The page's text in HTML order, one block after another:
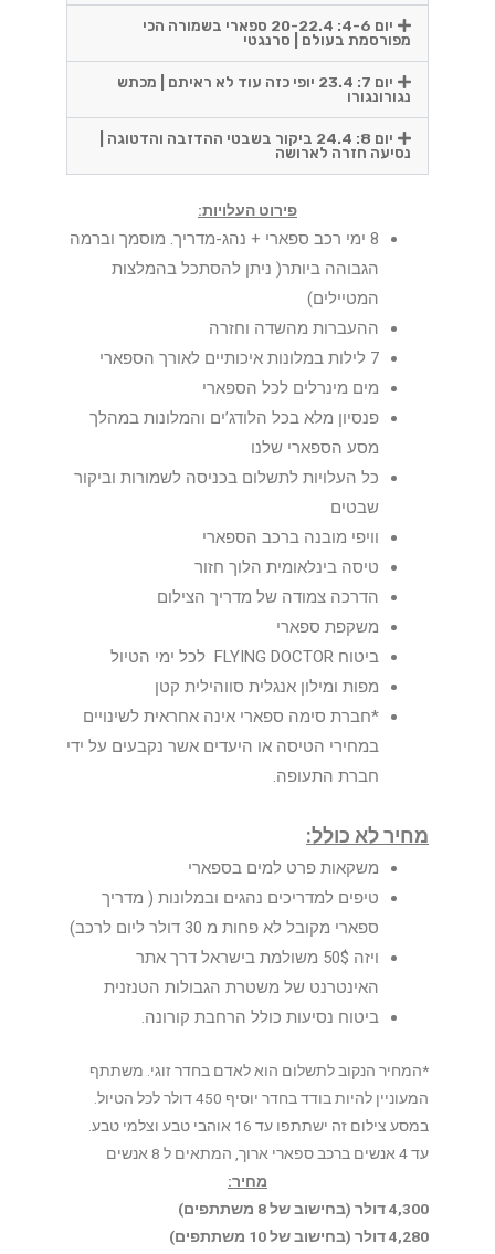
יום 4-6: 20-22.4 ספארי בשמורה הכי
מפורסמת בעולם | סרנגטי
יום 7: 23.4 יופי כזה עוד לא ראיתם | מכתש
נגורונגורו
יום 8: 24.4 ביקור בשבטי ההדזבה והדטוגה |
נסיעה חזרה לארושה
פירוט העלויות:
8 ימי רכב ספארי + נהג-מדריך. מוסמך וברמה
הגבוהה ביותר( ניתן להסתכל בהמלצות
המטיילים)
ההעברות מהשדה וחזרה
7 לילות במלונות איכותיים לאורך הספארי
מים מינרלים לכל הספארי
פנסיון מלא בכל הלודג’ים והמלונות במהלך
מסע הספארי שלנו
כל העלויות לתשלום בכניסה לשמורות וביקור
שבטים
וויפי מובנה ברכב הספארי
טיסה בינלאומית הלוך חזור
הדרכה צמודה של מדריך הצילום
משקפת ספארי
ביטוח FLYING DOCTOR לכל ימי הטיול
מפות ומילון אנגלית סווהילית קטן
*חברת סימה ספארי אינה אחראית לשינויים
במחירי הטיסה או היעדים אשר נקבעים על ידי
חברת התעופה.
מחיר לא כולל:
משקאות פרט למים בספארי
טיפים למדריכים נהגים ובמלונות ( מדריך
ספארי מקובל לא פחות מ 30 דולר ליום לרכב)
ויזה 50$ משולמת בישראל דרך אתר
האינטרנט של משטרת הגבולות הטנזנית
ביטוח נסיעות כולל הרחבת קורונה.
*המחיר הנקוב לתשלום הוא לאדם בחדר זוגי. משתתף
המעוניין להיות בודד בחדר יוסיף 450 דולר לכל הטיול.
במסע צילום זה ישתתפו עד 16 אוהבי טבע וצלמי טבע.
עד 4 אנשים ברכב ספארי ארוך, המתאים ל 8 אנשים
מחיר:
4,300 דולר (בחישוב של 8 משתתפים)
4,280 דולר (בחישוב של 10 משתתפים)